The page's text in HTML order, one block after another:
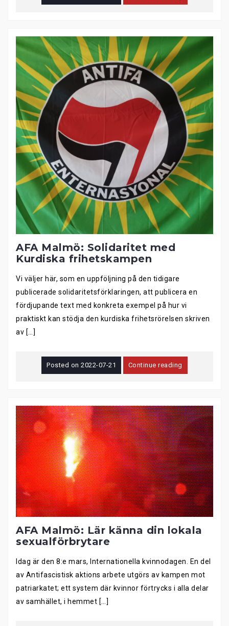
AFA Malmö: Solidaritet med
Kurdiska frihetskampen
Vi väljer här, som en uppföljning på den tidigare
publicerade solidaritetsförklaringen, att publicera en
fördjupande text med konkreta exempel på hur vi
praktiskt kan stödja den kurdiska frihetsrörelsen skriven
av […]
Posted on2022-07-21 Continue reading
AFA Malmö: Lär känna din lokala
sexualförbrytare
Idag är den 8:e mars, Internationella kvinnodagen. En del
av Antifascistisk aktions arbete utgörs av kampen mot
patriarkatet; ett system där kvinnor förtrycks i alla delar
av samhället, i hemmet […]